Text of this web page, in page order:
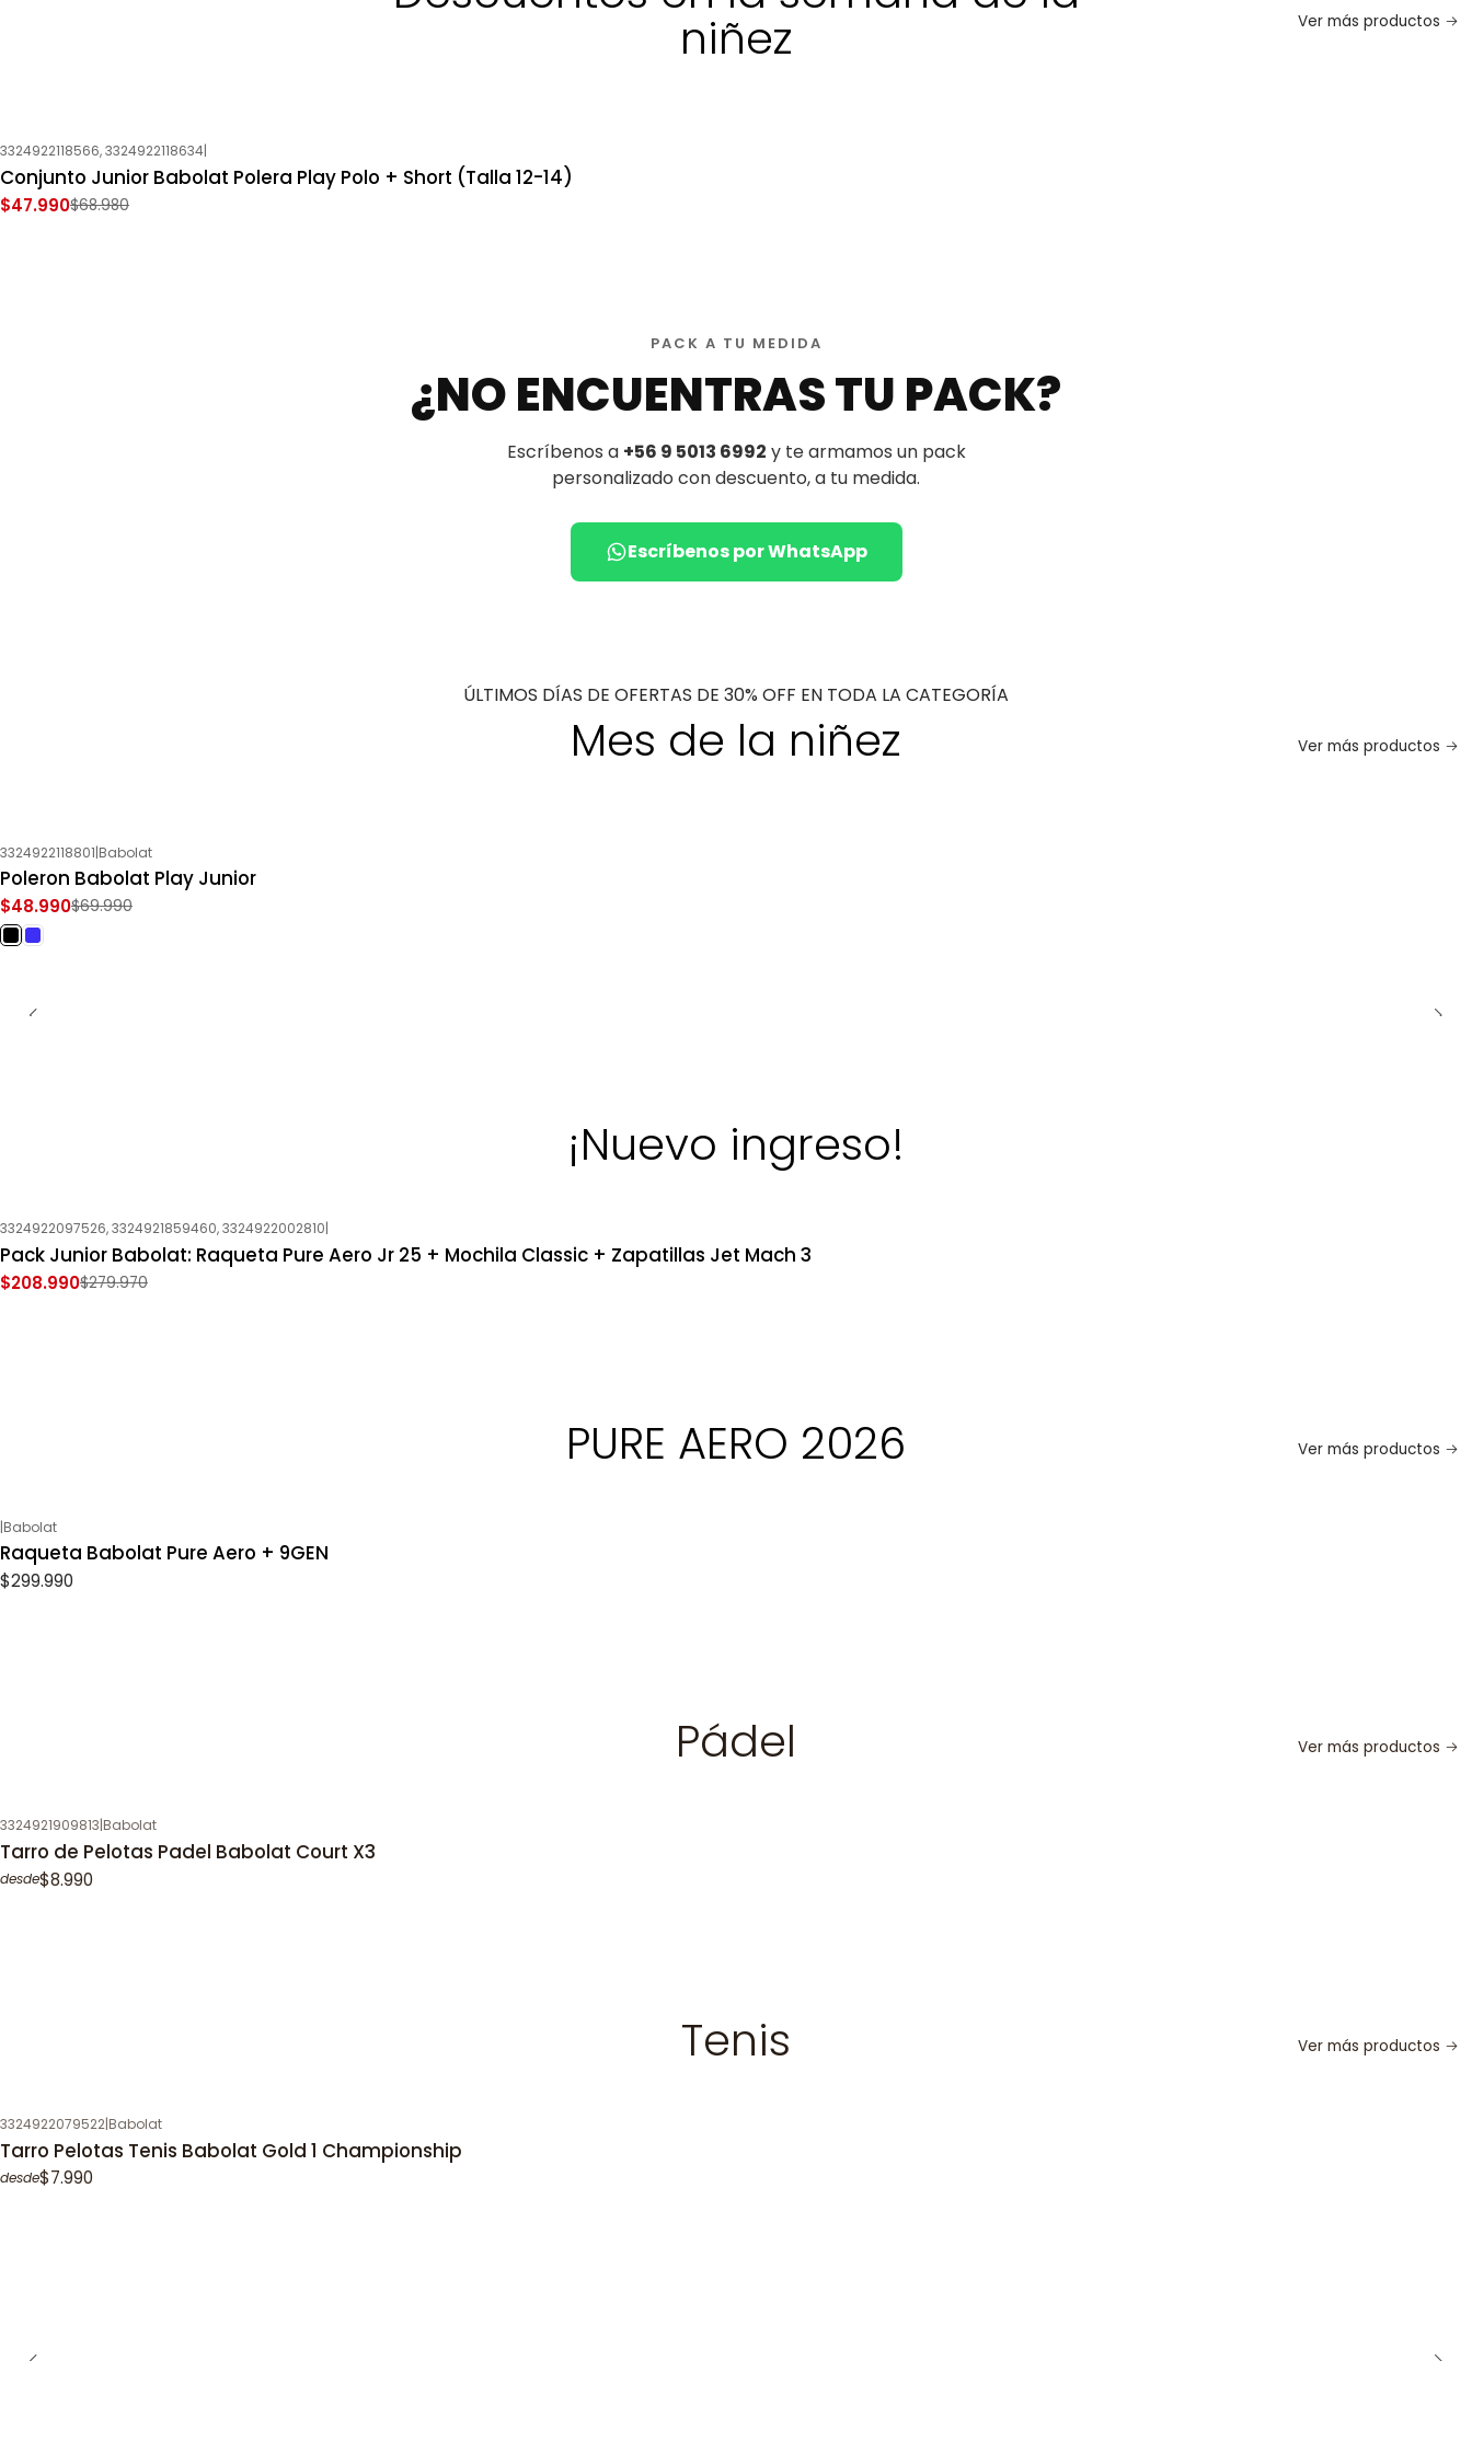
niñez Ver más productos
-30%OFF
Nuevo
3324922118566, 3324922118634|
Conjunto Junior Babolat Polera Play Polo + Short (Talla 12-14)
$47.990$68.980
PACK A TU MEDIDA
¿NO ENCUENTRAS TU PACK?
Escríbenos a +56 9 5013 6992 y te armamos un pack
personalizado con descuento, a tu medida.
Escríbenos por WhatsApp
ÚLTIMOS DÍAS DE OFERTAS DE 30% OFF EN TODA LA CATEGORÍA
Mes de la niñez Ver más productos
-30%OFF
3324922118801|Babolat
Poleron Babolat Play Junior
$48.990$69.990
¡Nuevo ingreso!
-25% OFF
Nuevo
3324922097526, 3324921859460, 3324922002810|
Pack Junior Babolat: Raqueta Pure Aero Jr 25 + Mochila Classic + Zapatillas Jet Mach 3
$208.990$279.970
PURE AERO 2026 Ver más productos
|Babolat
Raqueta Babolat Pure Aero + 9GEN
$299.990
Pádel Ver más productos
3324921909813|Babolat
Tarro de Pelotas Padel Babolat Court X3
desde$8.990
Tenis Ver más productos
3324922079522|Babolat
Tarro Pelotas Tenis Babolat Gold 1 Championship
desde$7.990